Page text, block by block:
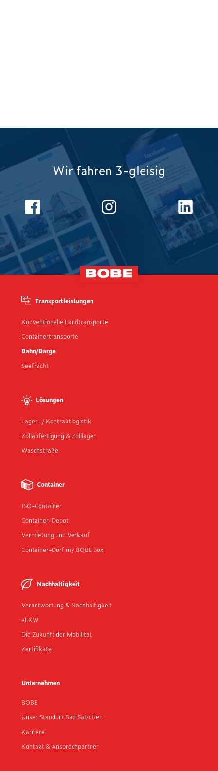
Wir fahren 3-gleisig
Transportleistungen
Konventionelle Landtransporte
Containertransporte
Bahn/Barge
Seefracht
Lösungen
Lager- / Kontraktlogistik
Zollabfertigung & Zolllager
Waschstraße
Container
ISO-Container
Container-Depot
Vermietung und Verkauf
Container-Dorf my BOBE box
Nachhaltigkeit
Verantwortung & Nachhaltigkeit
eLKW
Die Zukunft der Mobilität
Zertifikate
Unternehmen
BOBE
Unser Standort Bad Salzuflen
Karriere
Kontakt & Ansprechpartner